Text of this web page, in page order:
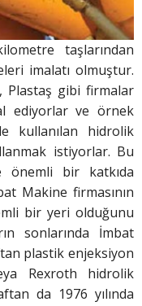
taşlarından
imalatı olmuştur.
Plastaş gibi firmalar
ediyorlar ve örnek
kullanılan hidrolik
istiyorlar. Bu
önemli bir katkıda
Makine firmasının
bir yeri olduğunu
sonlarında İmbat
plastik enjeksiyon
Rexroth hidrolik
da 1976 yılında